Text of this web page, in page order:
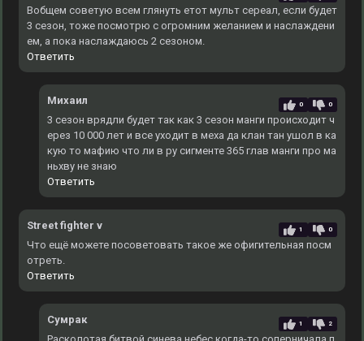
Вобщем советую всем глянуть етот мульт сереал, если будет
3 сезон, тоже посмотрю с огромним желанием и наслаждени
ем, а пока наслаждаюсь 2 сезоном.
Ответить
Михаил 0 0
3 сезон врядли будет так как 3 сезон манги происходит ч
ерез 10 000 лет и все уходит в меха да клан тан ушол в ка
кую то мафию что ли в ру сигменте 365 глав манги про ма
ньхву не знаю
Ответить
Street fighter v 1 0
Что ещё можете посоветовать такое же офигительная посм
отреть.
Ответить
Сумрак 1 2